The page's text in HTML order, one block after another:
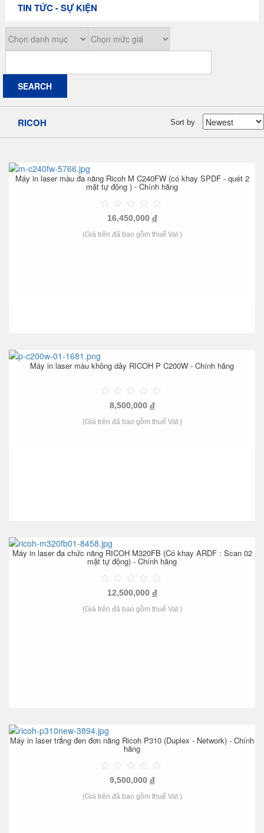
TIN TỨC - SỰ KIỆN
RICOH Sort by
Máy in laser màu đa năng Ricoh M C240FW (có khay SPDF - quét 2
mặt tự động ) - Chính hãng
16,450,000 đ
(Giá trên đã bao gồm thuế Vat )
Máy in laser màu không dây RICOH P C200W - Chính hãng
8,500,000 đ
(Giá trên đã bao gồm thuế Vat )
Máy in laser đa chức năng RICOH M320FB (Có khay ARDF : Scan 02
mặt tự động) - Chính hãng
12,500,000 đ
(Giá trên đã bao gồm thuế Vat )
Máy in laser trắng đen đơn năng Ricoh P310 (Duplex - Network) - Chính
hãng
9,500,000 đ
(Giá trên đã bao gồm thuế Vat )